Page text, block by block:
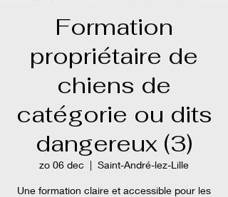
Formation
propriétaire de
chiens de
catégorie ou dits
dangereux (3)
zo 06 dec
  |
Saint-André-lez-Lille
Une formation claire et accessible pour les